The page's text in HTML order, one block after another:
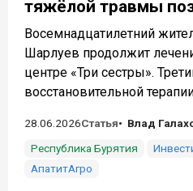
тяжёлой травмы
Восемнадцатилетний
Шарлуев продолжит
центре «Три сестры».
восстановительной
28.06.2026Статья
Влад
Республика Бурятия
АпатитАгро